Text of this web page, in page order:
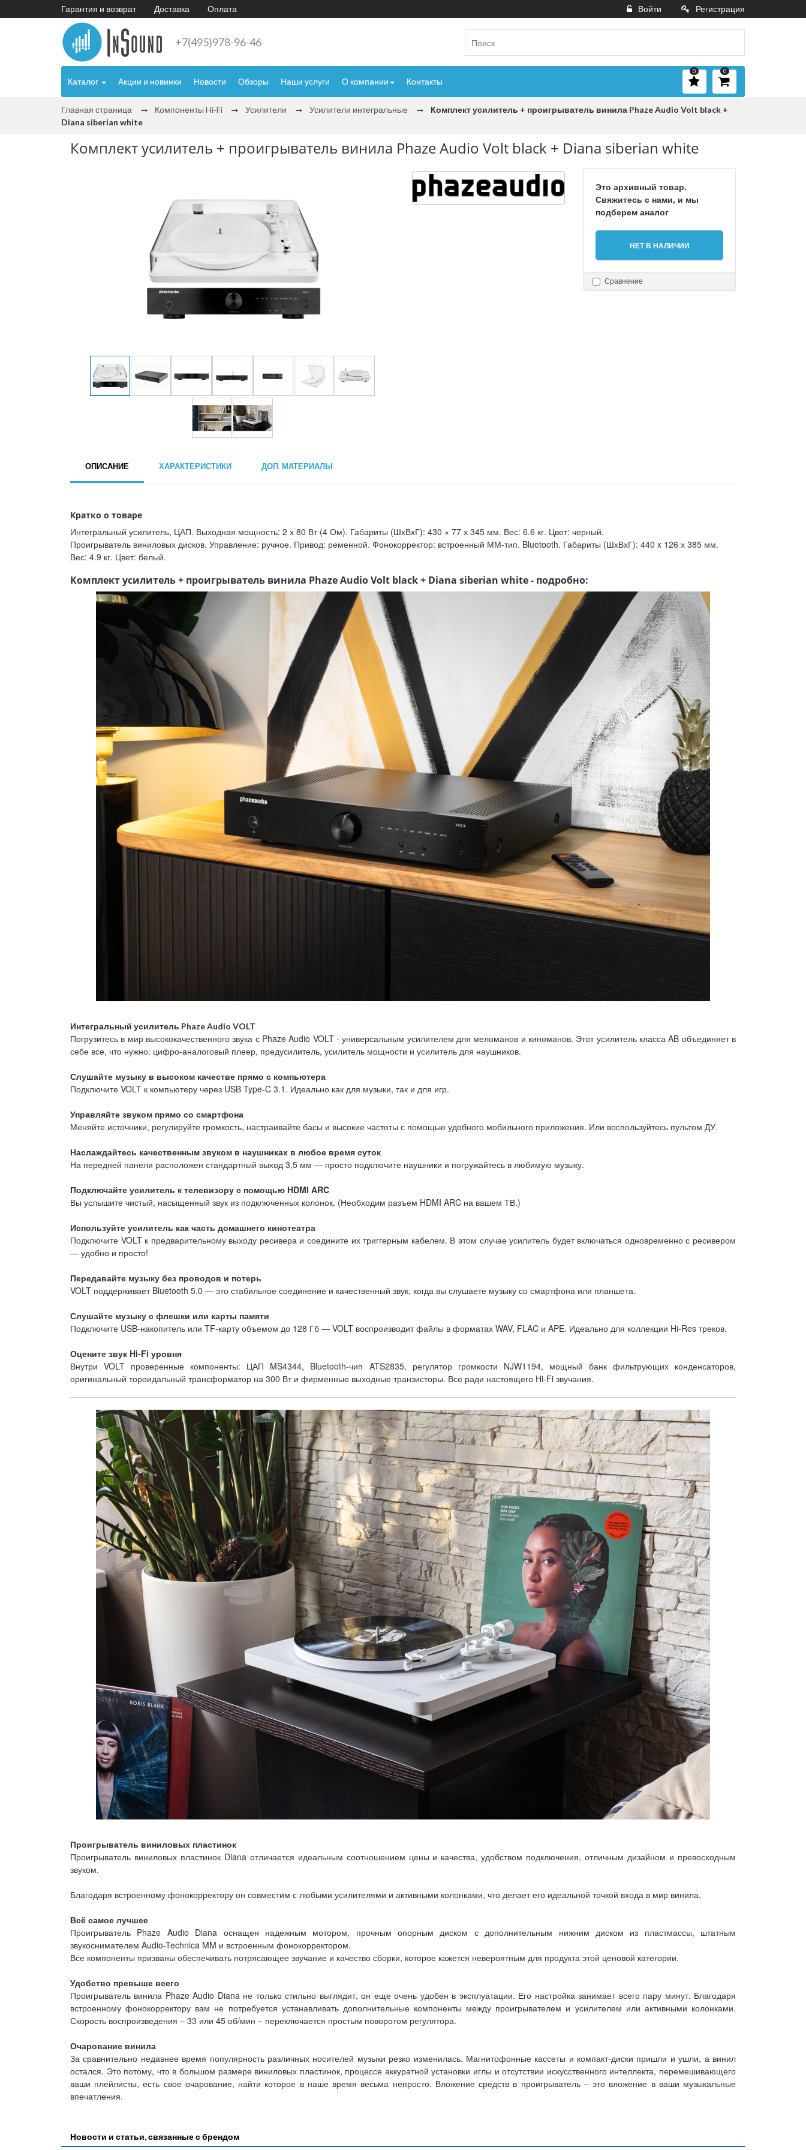
Гарантия и возврат Доставка Оплата Войти Регистрация
+7(495)978-96-46
Каталог Акции и новинки Новости Обзоры Наши услуги О компании Контакты
0
0
Главная страница Компоненты Hi‑Fi Усилители Усилители интегральные
Комплект усилитель + проигрыватель винила Phaze Audio Volt black +
Diana siberian white
Комплект усилитель + проигрыватель винила Phaze Audio Volt black + Diana siberian white
Это архивный товар.
Свяжитесь с нами, и мы
подберем аналог
НЕТ В НАЛИЧИИ
Сравнение
ОПИСАНИЕ ХАРАКТЕРИСТИКИ ДОП. МАТЕРИАЛЫ
Кратко о товаре
Интегральный усилитель, ЦАП. Выходная мощность: 2 х 80 Вт (4 Ом). Габариты (ШхВхГ): 430 × 77 х 345 мм. Вес: 6.6 кг. Цвет: черный.
Проигрыватель виниловых дисков. Управление: ручное. Привод: ременной. Фонокорректор: встроенный ММ-тип. Bluetooth. Габариты (ШхВхГ): 440 x 126 х 385 мм.
Вес: 4.9 кг. Цвет: белый.
Комплект усилитель + проигрыватель винила Phaze Audio Volt black + Diana siberian white - подробно:
Интегральный усилитель Phaze Audio VOLT
Погрузитесь в мир высококачественного звука с Phaze Audio VOLT - универсальным усилителем для меломанов и киноманов. Этот усилитель класса AB объединяет в
себе все, что нужно: цифро-аналоговый плеер, предусилитель, усилитель мощности и усилитель для наушников.
Слушайте музыку в высоком качестве прямо с компьютера​
Подключите VOLT к компьютеру через USB Type-C 3.1. Идеально как для музыки, так и для игр.
Управляйте звуком прямо со смартфона
Меняйте источники, регулируйте громкость, настраивайте басы и высокие частоты с помощью удобного мобильного приложения. Или воспользуйтесь пультом ДУ.
Наслаждайтесь качественным звуком в наушниках в любое время суток
На передней панели расположен стандартный выход 3,5 мм — просто подключите наушники и погружайтесь в любимую музыку.
Подключайте усилитель к телевизору с помощью HDMI ARC
Вы услышите чистый, насыщенный звук из подключенных колонок. (Необходим разъем HDMI ARC на вашем ТВ.)
Используйте усилитель как часть домашнего кинотеатра
Подключите VOLT к предварительному выходу ресивера и соедините их триггерным кабелем. В этом случае усилитель будет включаться одновременно с ресивером
— удобно и просто!
Передавайте музыку без проводов и потерь
VOLT поддерживает Bluetooth 5.0 — это стабильное соединение и качественный звук, когда вы слушаете музыку со смартфона или планшета.
Слушайте музыку с флешки или карты памяти
Подключите USB-накопитель или TF-карту объемом до 128 Гб — VOLT воспроизводит файлы в форматах WAV, FLAC и APE. Идеально для коллекции Hi-Res треков.
Оцените звук Hi-Fi уровня
Внутри VOLT проверенные компоненты: ЦАП MS4344, Bluetooth-чип ATS2835, регулятор громкости NJW1194, мощный банк фильтрующих конденсаторов,
оригинальный тороидальный трансформатор на 300 Вт и фирменные выходные транзисторы. Все ради настоящего Hi-Fi звучания.
Проигрыватель виниловых пластинок
Проигрыватель виниловых пластинок Diana отличается идеальным соотношением цены и качества, удобством подключения, отличным дизайном и превосходным
звуком.
Благодаря встроенному фонокорректору он совместим с любыми усилителями и активными колонками, что делает его идеальной точкой входа в мир винила.
Всё самое лучшее
Проигрыватель Phaze Audio Diana оснащен надежным мотором, прочным опорным диском с дополнительным нижним диском из пластмассы, штатным
звукоснимателем Audio-Technica MM и встроенным фонокорректором.
Все компоненты призваны обеспечивать потрясающее звучание и качество сборки, которое кажется невероятным для продукта этой ценовой категории.
Удобство превыше всего
Проигрыватель винила Phaze Audio Diana не только стильно выглядит, он еще очень удобен в эксплуатации. Его настройка занимает всего пару минут. Благодаря
встроенному фонокорректору вам не потребуется устанавливать дополнительные компоненты между проигрывателем и усилителем или активными колонками.
Скорость воспроизведения – 33 или 45 об/мин – переключается простым поворотом регулятора.
Очарование винила
За сравнительно недавнее время популярность различных носителей музыки резко изменилась. Магнитофонные кассеты и компакт-диски пришли и ушли, а винил
остался. Это потому, что в большом размере виниловых пластинок, процессе аккуратной установки иглы и отсутствии искусственного интеллекта, перемешивающего
ваши плейлисты, есть свое очарование, найти которое в наше время весьма непросто. Вложение средств в проигрыватель – это вложение в ваши музыкальные
впечатления.
Новости и статьи, связанные с брендом